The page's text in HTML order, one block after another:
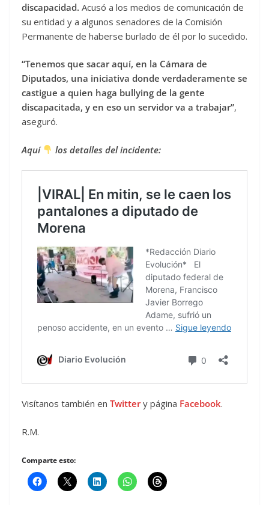
discapacidad. Acusó a los medios de comunicación de
su entidad y a algunos senadores de la Comisión
Permanente de haberse burlado de él por lo sucedido.
“Tenemos que sacar aquí, en la Cámara de
Diputados, una iniciativa donde verdaderamente se
castigue a quien haga bullying de la gente
discapacitada, y en eso un servidor va a trabajar”,
aseguró.
Aquí los detalles del incidente:
Visítanos también en Twitter y página Facebook.
R.M.
Comparte esto: